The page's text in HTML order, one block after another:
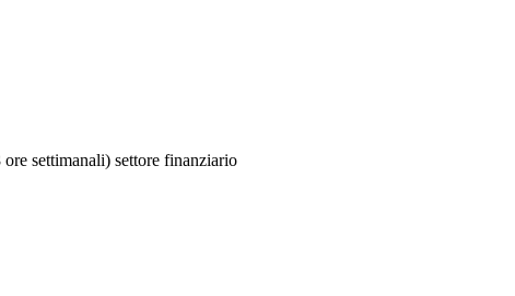
settimanali) settore finanziario